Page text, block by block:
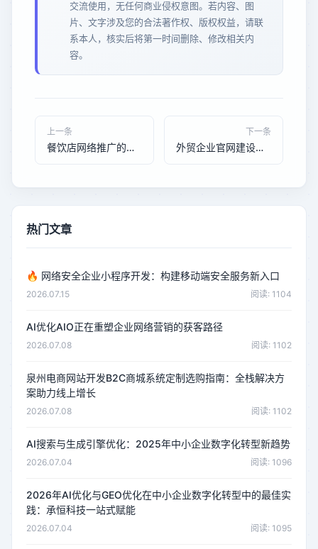
交流使用，无任何商业侵权意图。若内容、图
片、文字涉及您的合法著作权、版权权益，请联
系本人，核实后将第一时间删除、修改相关内
容。
上一条
餐饮店网络推广的三个新方向：不靠打折也能吸引顾客
下一条
外贸企业官网建设如何提升海外客户信任与询盘转化率
热门文章
🔥 网络安全企业小程序开发：构建移动端安全服务新入口
2026.07.15 阅读: 1104
AI优化AIO正在重塑企业网络营销的获客路径
2026.07.08 阅读: 1102
泉州电商网站开发B2C商城系统定制选购指南：全栈解决方
案助力线上增长
2026.07.08 阅读: 1102
AI搜索与生成引擎优化：2025年中小企业数字化转型新趋势
2026.07.04 阅读: 1096
2026年AI优化与GEO优化在中小企业数字化转型中的最佳实
践：承恒科技一站式赋能
2026.07.04 阅读: 1095